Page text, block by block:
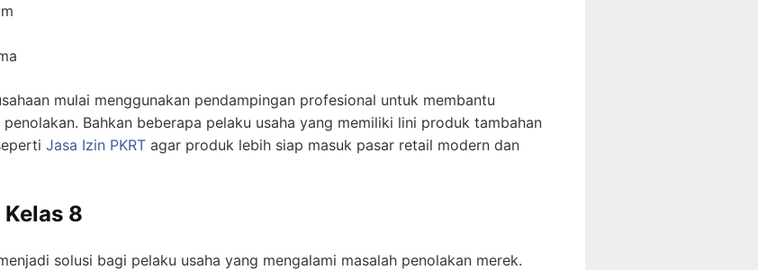
mulai menggunakan pendampingan profesional untuk membantu
Bahkan beberapa pelaku usaha yang memiliki lini produk tambahan
Jasa Izin PKRT agar produk lebih siap masuk pasar retail modern dan
8
solusi bagi pelaku usaha yang mengalami masalah penolakan merek.